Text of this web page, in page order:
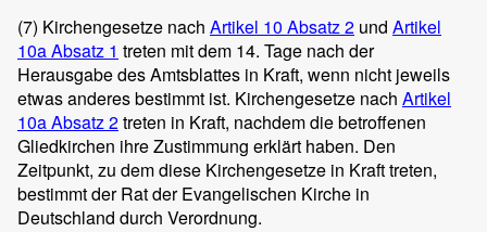
(7) Kirchengesetze nach Artikel 10 Absatz 2 und Artikel
10a Absatz 1 treten mit dem 14. Tage nach der
Herausgabe des Amtsblattes in Kraft, wenn nicht jeweils
etwas anderes bestimmt ist. Kirchengesetze nach Artikel
10a Absatz 2treten in Kraft, nachdem die betroffenen
Gliedkirchen ihre Zustimmung erklärt haben. Den
Zeitpunkt, zu dem diese Kirchengesetze in Kraft treten,
bestimmt der Rat der Evangelischen Kirche in
Deutschland durch Verordnung.